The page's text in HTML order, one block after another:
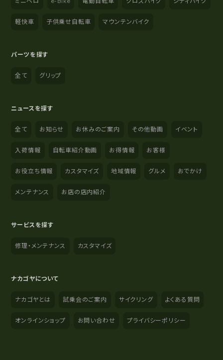
軽快車 子供乗せ自転車 マウンテンバイク
パーツを探す
全て グリップ
ニュースを探す
全て お知らせ お休みのご案内 その他動画 イベント
入荷情報 自転車紹介動画 お得情報 お客様
お役立ち情報 カスタマイズ 地域情報 グルメ おでかけ
メンテナンス お店の店内紹介
サービスを探す
修理・メンテナンス カスタマイズ
ナカゴヤについて
ナカゴヤとは 試乗会のご案内 サイクリング よくある質問
オンラインショップ お問い合わせ プライバシーポリシー